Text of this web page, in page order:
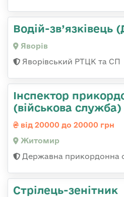
Водій-
Яворів
Яворівський РТЦК та СП
Інспектор
(військова служба)
від 20000 до 20000 грн
Житомир
Державна прикордонна
Стрілець-зенітник